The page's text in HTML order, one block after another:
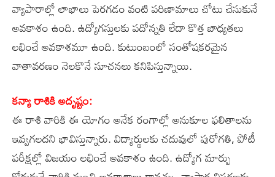
వ్యాపారాల్లో లాభాలు పెరగడం వంటి పరిణామాలు చోటు చేసుకునే
అవకాశం ఉంది. ఉద్యోగస్తులకు పదోన్నతి లేదా కొత్త బాధ్యతలు
లభించే అవకాశమూ ఉంది. కుటుంబంలో సంతోషకరమైన
వాతావరణం నెలకొనే సూచనలు కనిపిస్తున్నాయి.
కన్యా రాశికి అదృష్టం:
ఈ రాశి వారికి ఈ యోగం అనేక రంగాల్లో అనుకూల ఫలితాలను
ఇవ్వగలదని భావిస్తున్నారు. విద్యార్థులకు చదువులో పురోగతి, పోటీ
పరీక్షల్లో విజయం లభించే అవకాశం ఉంది. ఉద్యోగ మార్పు